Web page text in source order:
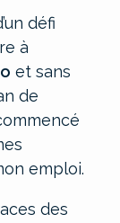
défi
à
et sans
de
emploi.
des